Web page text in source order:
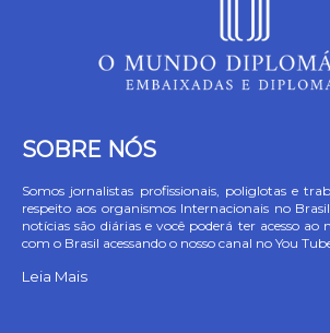
SOBRE NÓS
Somos jornalistas profissionais, poliglotas e
respeito aos organismos Internacionais no
notícias são diárias e você poderá ter acesso ao
com o Brasil acessando o nosso canal no You
Leia Mais